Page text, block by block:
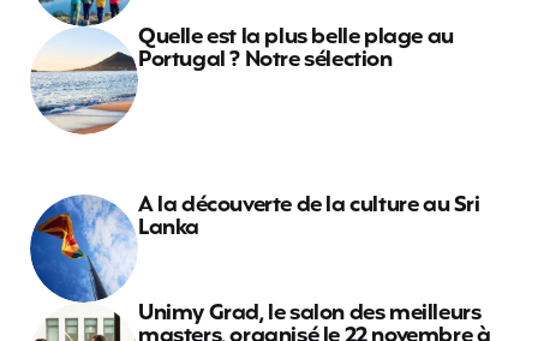
Quelle est la plus belle plage au
Portugal ? Notre sélection
A la découverte de la culture au Sri
Lanka
Unimy Grad, le salon des meilleurs